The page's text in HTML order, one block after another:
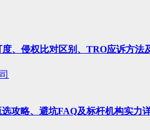
、侵权比对区别、TRO应诉方法
攻略、避坑FAQ及标杆机构实力